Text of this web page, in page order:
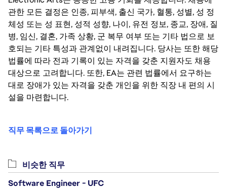
관한 모든 결정은 인종, 피부색, 출신 국가, 혈통, 성별, 성 정
체성 또는 성 표현, 성적 성향, 나이, 유전 정보, 종교, 장애, 질
병, 임신, 결혼, 가족 상황, 군 복무 여부 또는 기타 법으로 보
호되는 기타 특성과 관계없이 내려집니다. 당사는 또한 해당
법률에 따라 전과 기록이 있는 자격을 갖춘 지원자도 채용
대상으로 고려합니다. 또한, EA는 관련 법률에서 요구하는
대로 장애가 있는 자격을 갖춘 개인을 위한 직장 내 편의 시
설을 마련합니다.
직무 목록으로 돌아가기
비슷한 직무
Software Engineer - UFC